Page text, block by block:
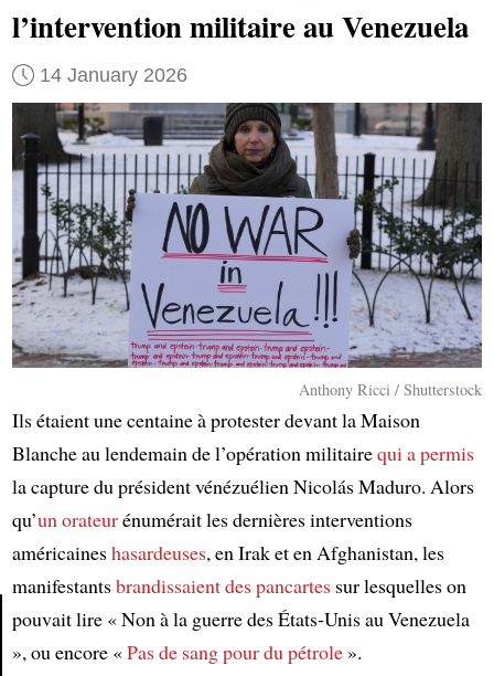
Article
l’intervention militaire au Venezuela
14 January 2026
Anthony Ricci / Shutterstock
Ils étaient une centaine à protester devant la Maison
Blanche au lendemain de l’opération militairequi a permis
la capture du président vénézuélien Nicolás Maduro. Alors
qu’un orateurénumérait les dernières interventions
américaineshasardeuses, en Irak et en Afghanistan, les
manifestantsbrandissaientdes pancartessur lesquelles on
pouvait lire « Non à la guerre des États-Unis au Venezuela
», ou encore «Pas de sang pour du pétrole».